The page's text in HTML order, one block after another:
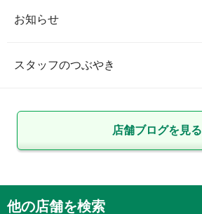
お知らせ
スタッフのつぶやき
店舗ブログを見る
他の店舗を検索